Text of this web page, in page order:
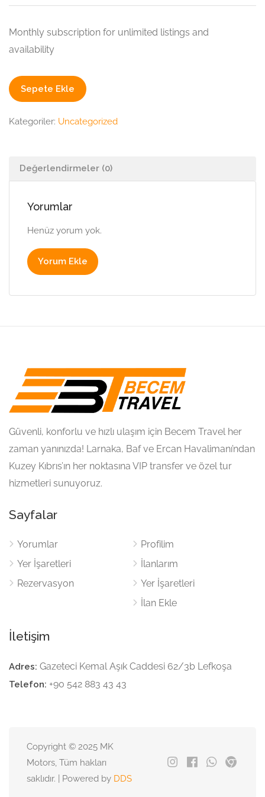
Monthly subscription for unlimited listings and
availability
Proffesional
adet
Sepete Ekle
Kategoriler: Uncategorized
Değerlendirmeler (0)
Yorumlar
Henüz yorum yok.
Yorum Ekle
Güvenli, konforlu ve hızlı ulaşım için Becem Travel her
zaman yanınızda! Larnaka, Baf ve Ercan Havalimanı’ndan
Kuzey Kıbrıs’ın her noktasına VIP transfer ve özel tur
hizmetleri sunuyoruz.
Sayfalar
Yorumlar
Yer İşaretleri
Rezervasyon
Profilim
İlanlarım
Yer İşaretleri
İlan Ekle
İletişim
Adres: Gazeteci Kemal Aşık Caddesi 62/3b Lefkoşa
Telefon: +90 542 883 43 43
Copyright © 2025 MK
Motors, Tüm hakları
saklıdır. | Powered by DDS